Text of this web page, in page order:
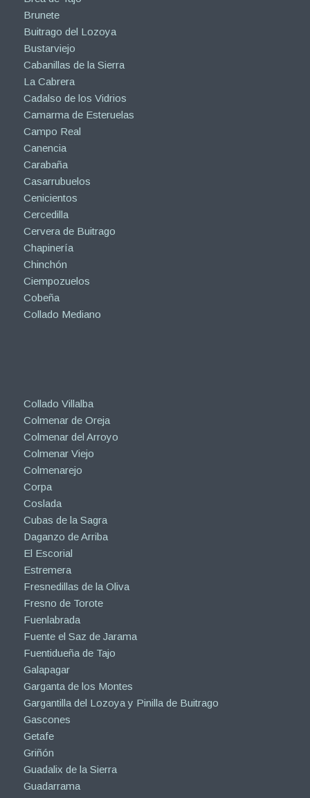
Brunete
Buitrago del Lozoya
Bustarviejo
Cabanillas de la Sierra
La Cabrera
Cadalso de los Vidrios
Camarma de Esteruelas
Campo Real
Canencia
Carabaña
Casarrubuelos
Cenicientos
Cercedilla
Cervera de Buitrago
Chapinería
Chinchón
Ciempozuelos
Cobeña
Collado Mediano
Collado Villalba
Colmenar de Oreja
Colmenar del Arroyo
Colmenar Viejo
Colmenarejo
Corpa
Coslada
Cubas de la Sagra
Daganzo de Arriba
El Escorial
Estremera
Fresnedillas de la Oliva
Fresno de Torote
Fuenlabrada
Fuente el Saz de Jarama
Fuentidueña de Tajo
Galapagar
Garganta de los Montes
Gargantilla del Lozoya y Pinilla de Buitrago
Gascones
Getafe
Griñón
Guadalix de la Sierra
Guadarrama